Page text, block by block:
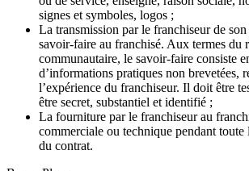
signes et symboles, logos ;
La transmission par le franchiseur de
savoir-faire au franchisé. Aux termes du
communautaire, le savoir-faire consiste
d’informations pratiques non brevetées,
l’expérience du franchiseur. Il doit être
être secret, substantiel et identifié ;
La fourniture par le franchiseur au
commerciale ou technique pendant
du contrat.